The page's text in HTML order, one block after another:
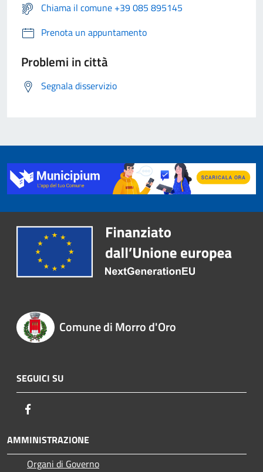
Chiama il comune +39 085 895145
Prenota un appuntamento
Problemi in città
Segnala disservizio
Comune di Morro d'Oro
SEGUICI SU
AMMINISTRAZIONE
Organi di Governo